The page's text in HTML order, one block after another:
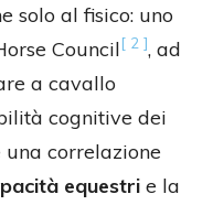
solo al fisico: uno
Council[ 2 ], ad
a cavallo
cognitive dei
correlazione
equestri e la